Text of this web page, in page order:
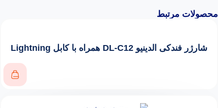
محصولات مرتبط
شارژر فندکی الدینیو DL-C12 همراه با کابل Lightning